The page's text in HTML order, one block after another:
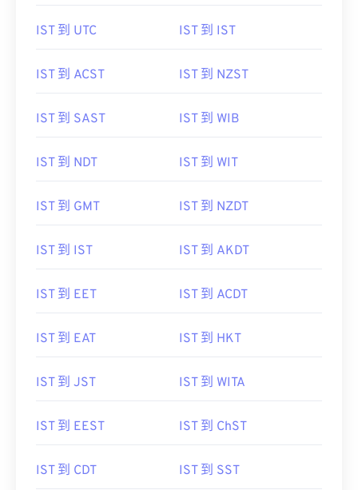
IST 到 UTC IST 到 IST
IST 到 ACST IST 到 NZST
IST 到 SAST IST 到 WIB
IST 到 NDT IST 到 WIT
IST 到 GMT IST 到 NZDT
IST 到 IST IST 到 AKDT
IST 到 EET IST 到 ACDT
IST 到 EAT IST 到 HKT
IST 到 JST IST 到 WITA
IST 到 EEST IST 到 ChST
IST 到 CDT IST 到 SST